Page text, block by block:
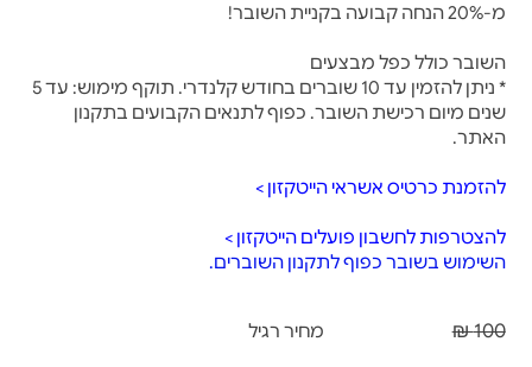
מ-20% הנחה קבועה בקניית השובר!
השובר כולל כפל מבצעים
* ניתן להזמין עד 10 שוברים בחודש קלנדרי. תוקף מימוש: עד 5
שנים מיום רכישת השובר. כפוף לתנאים הקבועים בתקנון
האתר.
להזמנת כרטיס אשראי הייטקזון >
להצטרפות לחשבון פועלים הייטקזון >
השימוש בשובר כפוף לתקנון השוברים.
100 ₪ מחיר רגיל